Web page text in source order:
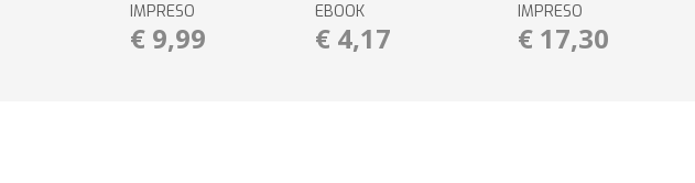
IMPRESO
€ 9,99
EBOOK
€ 4,17
IMPRESO
€ 17,30